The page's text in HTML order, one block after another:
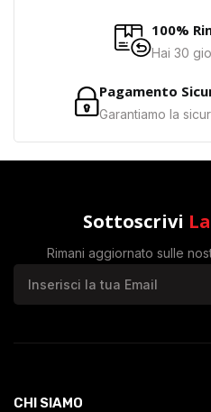
100%
Hai 30
Pagamento
Garantiamo la
Sottoscrivi
Rimani aggiornato sulle
CHI SIAMO